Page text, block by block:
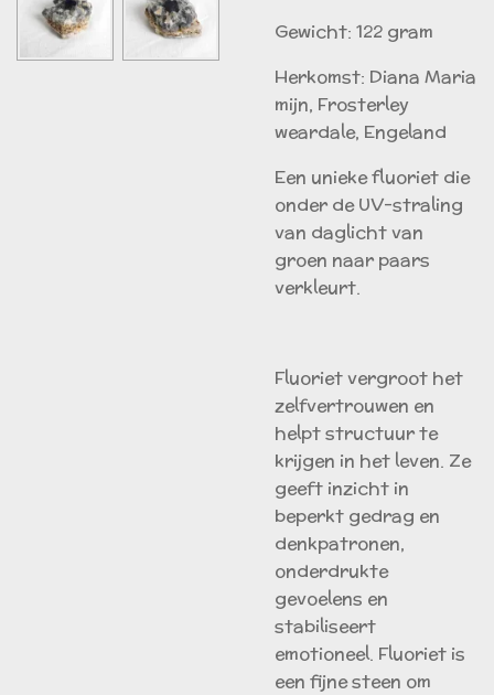
Gewicht: 122 gram
Herkomst: Diana Maria
mijn, Frosterley
weardale, Engeland
Een uniekefluoriet die
onder de UV-straling
van daglicht van
groen naar paars
verkleurt.
Fluoriet vergroot het
zelfvertrouwen en
helpt structuur te
krijgen in het leven. Ze
geeft inzicht in
beperkt gedrag en
denkpatronen,
onderdrukte
gevoelens en
stabiliseert
emotioneel. Fluoriet is
een fijne steen om